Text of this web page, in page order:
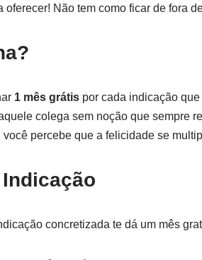
oferecer! Não tem como ficar de fora
1 mês grátis por cada indicação
colega sem noção que sempre
percebe que a felicidade se
concretizada te dá um mês